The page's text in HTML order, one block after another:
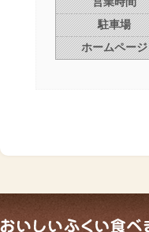
駐車場
ホームページ